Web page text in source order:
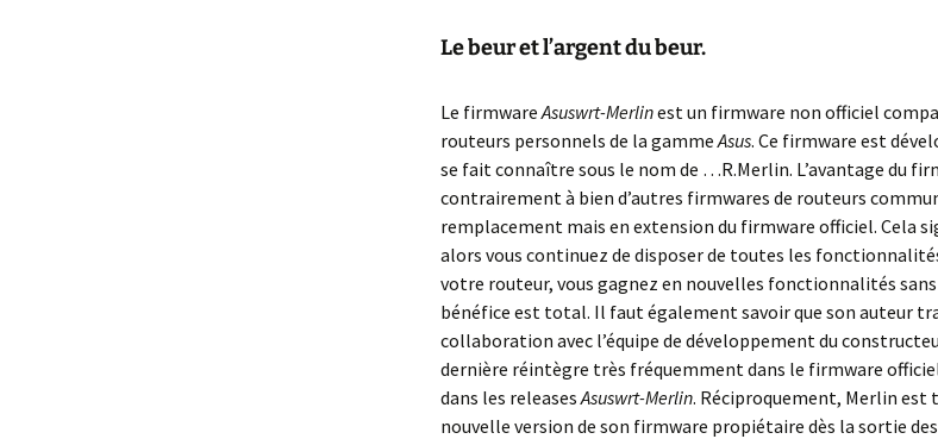
Le beur et l’argent du beur.
Le firmwareAsuswrt-Merlinest un firmware non officiel
routeurs personnels de la gammeAsus. Ce firmware est
se fait connaître sous le nom de …R.Merlin. L’avantage du
contrairement à bien d’autres firmwares de routeurs
remplacement mais en extension du firmware officiel. Cela
alors vous continuez de disposer de toutes les
votre routeur, vous gagnez en nouvelles fonctionnalités sans
bénéfice est total. Il faut également savoir que son auteur
collaboration avec l’équipe de développement du
dernière réintègre très fréquemment dans le firmware
dans les releasesAsuswrt-Merlin. Réciproquement, Merlin est
nouvelle version de son firmware propiétaire dès la sortie